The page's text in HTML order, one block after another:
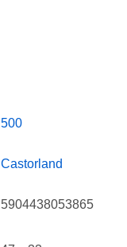
500
Castorland
5904438053865